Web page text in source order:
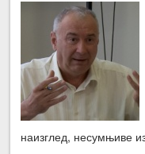
наизглед, несумњиве